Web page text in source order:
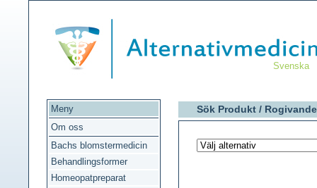
Svenska
Meny
Om oss
Bachs blomstermedicin
Behandlingsformer
Homeopatpreparat
Sök Produkt / Rogivande